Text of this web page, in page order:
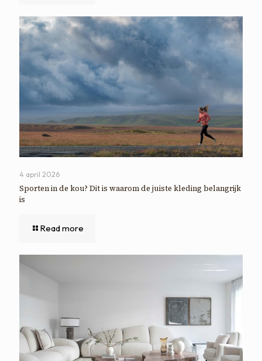
4 april 2026
Sporten in de kou? Dit is waarom de juiste kleding belangrijk
is
Read more